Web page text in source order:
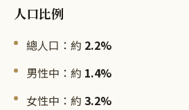
人口比例
總人口：約 2.2%
男性中：約 1.4%
女性中：約 3.2%